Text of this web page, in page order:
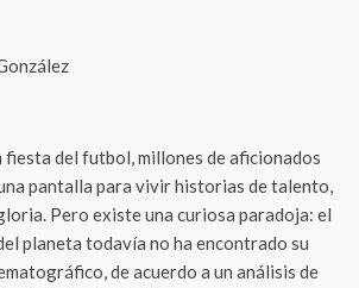
fiesta del futbol, millones de aficionados
pantalla para vivir historias de talento,
Pero existe una curiosa paradoja: el
planeta todavía no ha encontrado su
de acuerdo a un análisis de